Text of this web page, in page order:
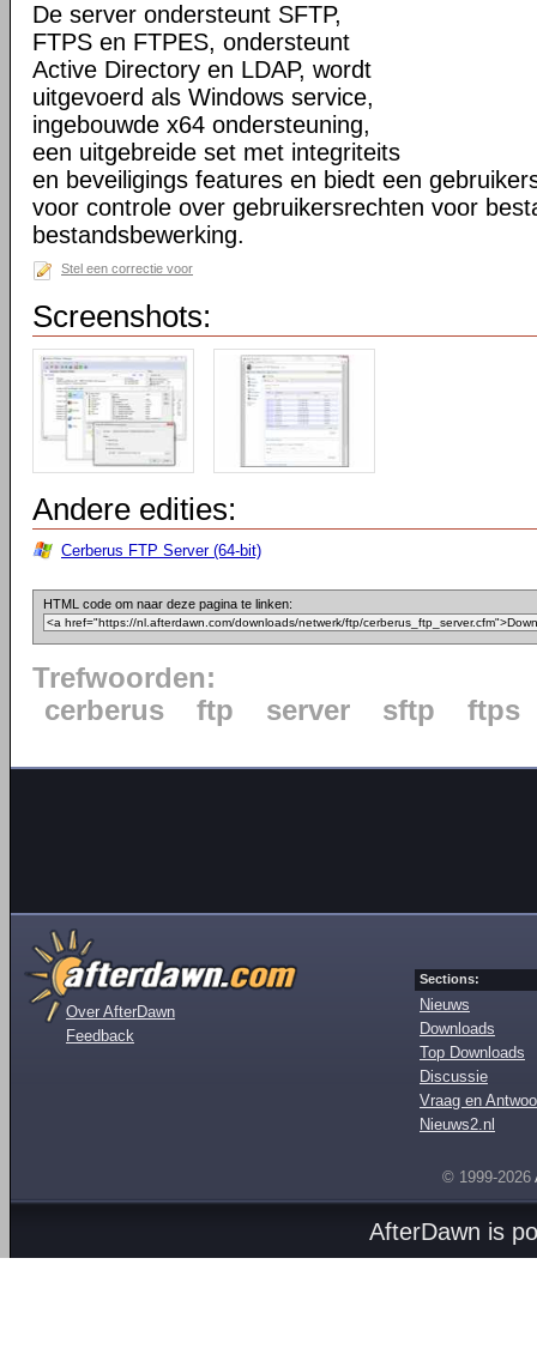
De server ondersteunt SFTP,
FTPS en FTPES, ondersteunt
Active Directory en LDAP, wordt
uitgevoerd als Windows service,
ingebouwde x64 ondersteuning,
een uitgebreide set met integriteits
en beveiligings features en biedt een
voor controle over gebruikersrechten voor
bestandsbewerking.
Stel een correctie voor
Screenshots:
Andere edities:
Cerberus FTP Server (64-bit)
HTML code om naar deze pagina te linken:
Trefwoorden:
cerberus
ftp server sftp ftps
Over AfterDawn
Feedback
Sections:
Nieuws
Downloads
Top Downloads
Discussie
Vraag en
Nieuws2.nl
© 1999-2026
AfterDawn is